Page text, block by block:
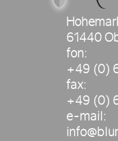
61440
fon:
+49 (0)
fax:
+49 (0)
e-mail: